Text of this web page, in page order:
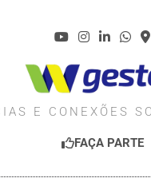
E CONEXÕES
FAÇA PARTE